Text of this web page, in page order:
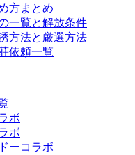
方まとめ
一覧と解放条件
方法と厳選方法
依頼一覧
ボ
ボ
ーコラボ